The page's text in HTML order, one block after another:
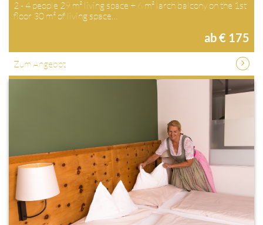
2 - 4 people 29 m² living space + 6 m² larch balcony on the 1st
floor 30 m² of living space…
ab € 175
Zum Angebot